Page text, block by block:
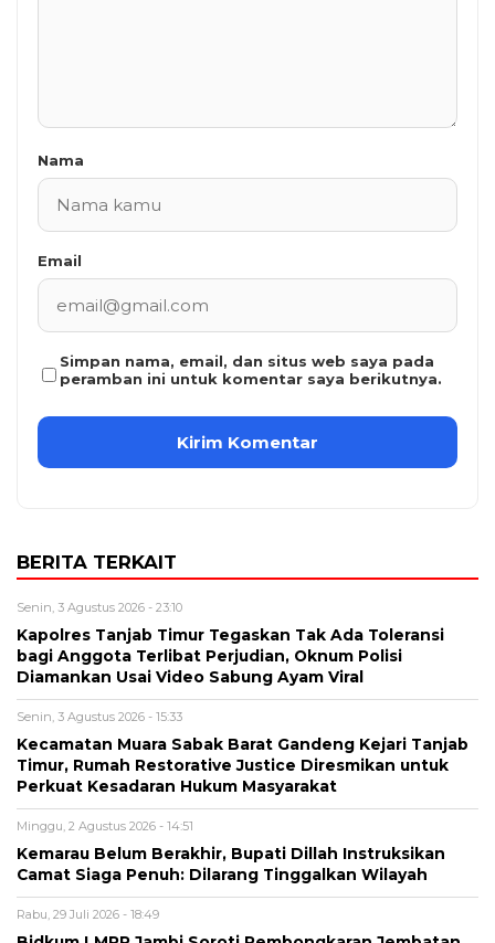
Nama
Email
Simpan nama, email, dan situs web saya pada
peramban ini untuk komentar saya berikutnya.
BERITA TERKAIT
Senin, 3 Agustus 2026 - 23:10
Kapolres Tanjab Timur Tegaskan Tak Ada Toleransi
bagi Anggota Terlibat Perjudian, Oknum Polisi
Diamankan Usai Video Sabung Ayam Viral
Senin, 3 Agustus 2026 - 15:33
Kecamatan Muara Sabak Barat Gandeng Kejari Tanjab
Timur, Rumah Restorative Justice Diresmikan untuk
Perkuat Kesadaran Hukum Masyarakat
Minggu, 2 Agustus 2026 - 14:51
Kemarau Belum Berakhir, Bupati Dillah Instruksikan
Camat Siaga Penuh: Dilarang Tinggalkan Wilayah
Rabu, 29 Juli 2026 - 18:49